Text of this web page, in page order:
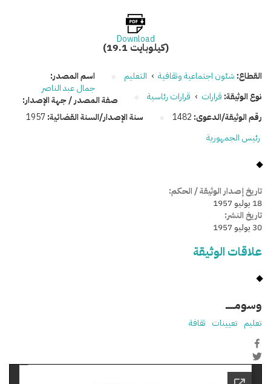
Download
(19.1 كيلوبايت)
القطاع: شئون اجتماعية وثقافية › التعليم
نوع الوثيقة: قرارات › قرارات رئاسية
رقم الوثيقة/الدعوى: 1482 سنة الإصدار/السنة القضائية:1957
اسم المصدر:
جمال عبد الناصر
صفة المصدر / جهة الإصدار:
رئيس الجمهورية
تاريخ إصدار الوثيقة / الحكم:
18 يوليو 1957
تاريخ النشر:
30 يوليو 1957
علاقات الوثيقة
وسومـــــ
تعليم تعيينات ثقافة